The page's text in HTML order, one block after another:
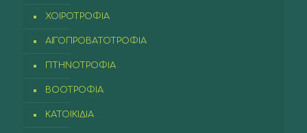
ΧΟΙΡΟΤΡΟΦΙΑ
ΑΙΓΟΠΡΟΒΑΤΟΤΡΟΦΙΑ
ΠΤΗΝΟΤΡΟΦΙΑ
ΒΟΟΤΡΟΦΙΑ
ΚΑΤΟΙΚΙΔΙΑ